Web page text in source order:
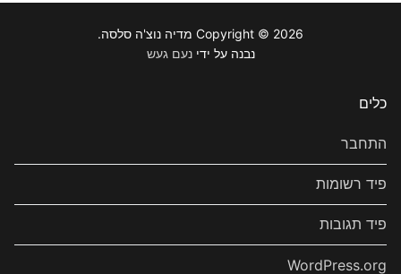
Copyright © 2026 מדיה נוצ'ה סלסה.
נבנה על ידינעם געש
כלים
התחבר
פיד רשומות
פיד תגובות
WordPress.org